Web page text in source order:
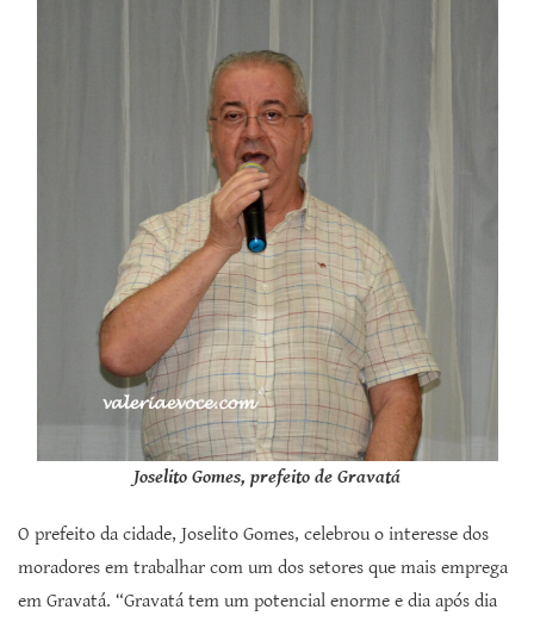
Joselito Gomes, prefeito de Gravatá
O prefeito da cidade, Joselito Gomes, celebrou o interesse dos
moradores em trabalhar com um dos setores que mais emprega
em Gravatá. “Gravatá tem um potencial enorme e dia após dia